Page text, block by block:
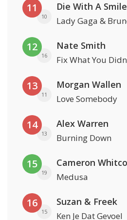
11
10
Die With A Smile
Lady Gaga &
12
16
Nate Smith
Fix What You
13
11
Morgan Wallen
Love Somebody
14
13
Alex Warren
Burning Down
15
19
Cameron
Medusa
16
15
Suzan & Freek
Ken Je Dat Gevoel